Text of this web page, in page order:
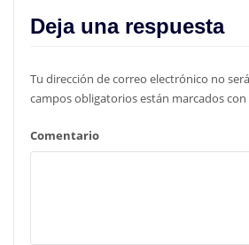
Deja una respuesta
Tu dirección de correo electrónico no
campos obligatorios están marcados con
Comentario